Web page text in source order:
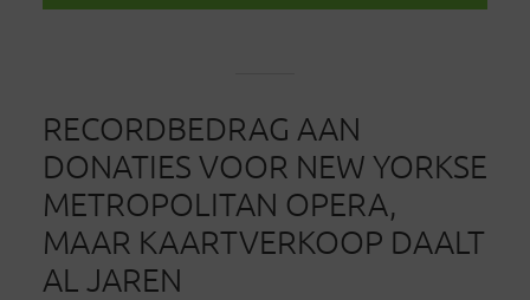
RECORDBEDRAG AAN
DONATIES VOOR NEW YORKSE
METROPOLITAN OPERA,
MAAR KAARTVERKOOP DAALT
AL JAREN